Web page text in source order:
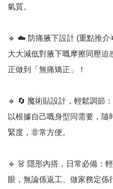
氣質。
🔹 ☁️ 防痛腋下設計 (重點推介
大大減低對腋下嘅摩擦同壓
正做到「無痛矯正」！
🔹 🔄 魔術貼設計，輕鬆調節
以根據自己嘅身型同需要，
緊度，非常方便。
🔹 👗 隱形內搭，日常必備：
眼，無論係返工、做家務定